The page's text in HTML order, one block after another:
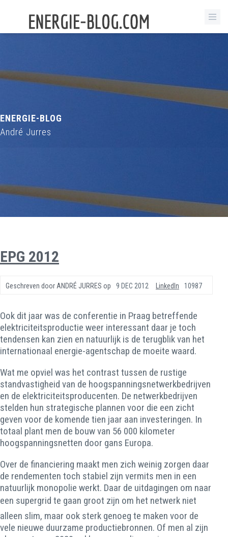
ENERGIE-BLOG
André Jurres
EPG 2012
Geschreven door ANDRÉ JURRES op 9 DEC 2012 10987
LinkedIn
Ook dit jaar was de conferentie in Praag betreffende
elektriciteitsproductie weer interessant daar je toch
tendensen kan zien en natuurlijk is de terugblik van het
internationaal energie-agentschap de moeite waard.
Wat me opviel was het contrast tussen de rustige
standvastigheid van de hoogspanningsnetwerkbedrijven
en de elektriciteitsproducenten. De netwerkbedrijven
stelden hun strategische plannen voor die een zicht
geven voor de komende tien jaar aan investeringen. In
totaal plant men de bouw van 56 000 kilometer
hoogspanningsnetten door gans Europa.
Over de financiering maakt men zich weinig zorgen daar
de rendementen toch stabiel zijn vermits men in een
natuurlijk monopolie werkt. Daar de uitdagingen om naar
een supergrid te gaan groot zijn om het netwerk niet
alleen slim, maar ook sterk genoeg te maken voor de
vele nieuwe duurzame productiebronnen. Of men al zijn